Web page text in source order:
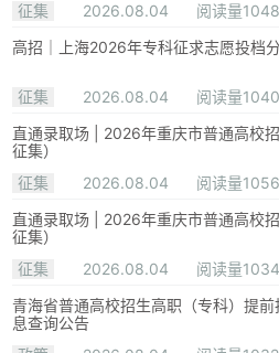
征集 2026.08.04
阅读量1048
高招｜上海2026年专科征求志愿投档
征集 2026.08.04
阅读量1040
直通录取场 | 2026年重庆市普通高校
征集）
征集
2026.08.04
阅读量1056
直通录取场 | 2026年重庆市普通高校
征集）
征集
2026.08.04
阅读量1034
青海省普通高校招生高职（专科）提
息查询公告